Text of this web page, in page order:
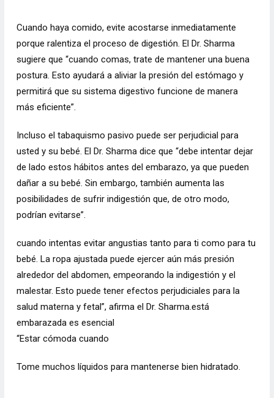
Cuando haya comido, evite acostarse inmediatamente
porque ralentiza el proceso de digestión. El Dr. Sharma
sugiere que “cuando comas, trate de mantener una buena
postura. Esto ayudará a aliviar la presión del estómago y
permitirá que su sistema digestivo funcione de manera
más eficiente”.
Incluso el tabaquismo pasivo puede ser perjudicial para
usted y su bebé. El Dr. Sharma dice que “debe intentar dejar
de lado estos hábitos antes del embarazo, ya que pueden
dañar a su bebé. Sin embargo, también aumenta las
posibilidades de sufrir indigestión que, de otro modo,
podrían evitarse”.
cuando intentas evitar angustias tanto para ti como para tu
bebé. La ropa ajustada puede ejercer aún más presión
alrededor del abdomen, empeorando la indigestión y el
malestar. Esto puede tener efectos perjudiciales para la
salud materna y fetal”, afirma el Dr. Sharma.está
embarazada es esencial
“Estar cómoda cuando
Tome muchos líquidos para mantenerse bien hidratado.